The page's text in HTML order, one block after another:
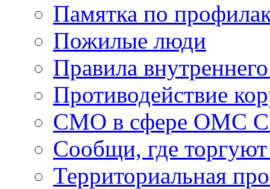
Памятка по
Пожилые люди
Правила
Противодействие
СМО в сфере ОМС
Сообщи, где
Территориальная